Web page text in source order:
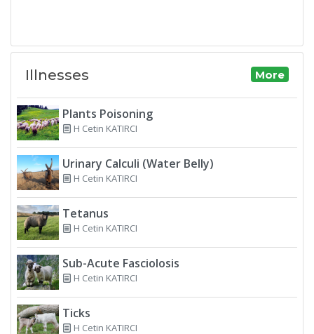
Illnesses More
Plants Poisoning
H Cetin KATIRCI
Urinary Calculi (Water Belly)
H Cetin KATIRCI
Tetanus
H Cetin KATIRCI
Sub-Acute Fasciolosis
H Cetin KATIRCI
Ticks
H Cetin KATIRCI